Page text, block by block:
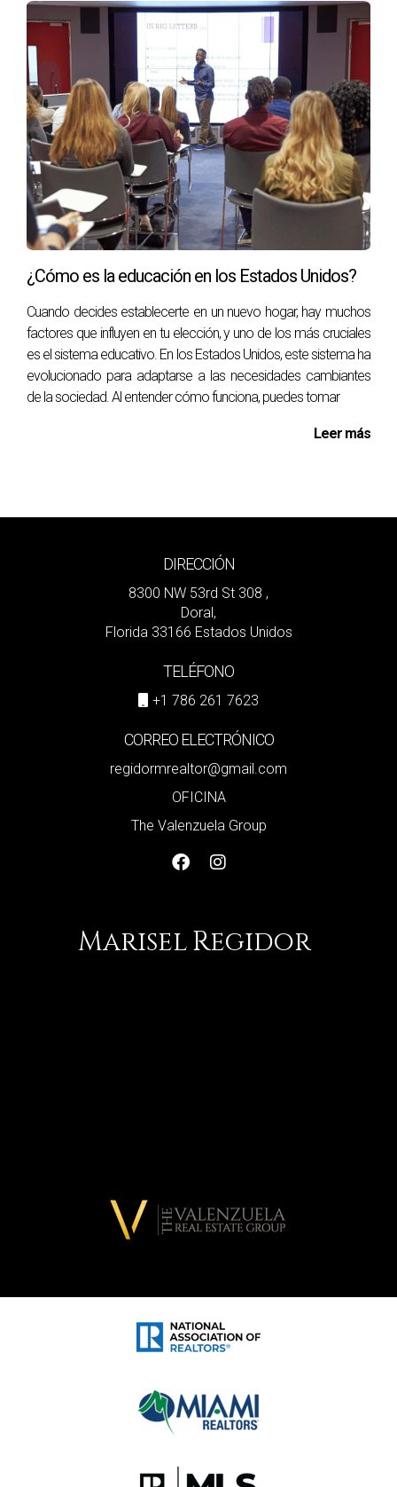
¿Cómo es la educación en los Estados Unidos?
Cuando decides establecerte en un nuevo hogar, hay muchos
factores que influyen en tu elección, y uno de los más cruciales
es el sistema educativo. En los Estados Unidos, este sistema ha
evolucionado para adaptarse a las necesidades cambiantes
de la sociedad. Al entender cómo funciona, puedes tomar
Leer más
DIRECCIÓN
8300 NW 53rd St 308 ,
Doral,
Florida 33166 Estados Unidos
TELÉFONO
+1 786 261 7623
CORREO ELECTRÓNICO
regidormrealtor@gmail.com
OFICINA
The Valenzuela Group
MariselRegidor